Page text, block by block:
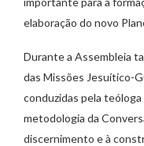
elaboração do novo
Durante a Assembleia
das Missões Jesuítico-
conduzidas pela teóloga
metodologia da
discernimento e à